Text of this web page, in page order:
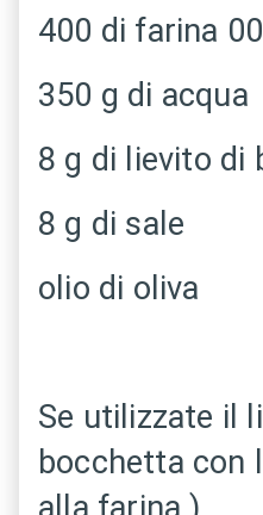
400 di farina
350 g di acqua
8 g di lievito di
8 g di sale
olio di oliva
Se utilizzate il
bocchetta con